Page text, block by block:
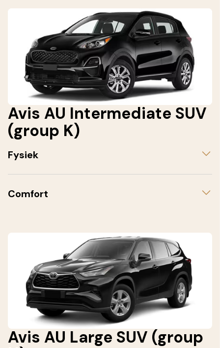
Avis AU Intermediate SUV
(group K)
Fysiek
Comfort
Avis AU Large SUV (group